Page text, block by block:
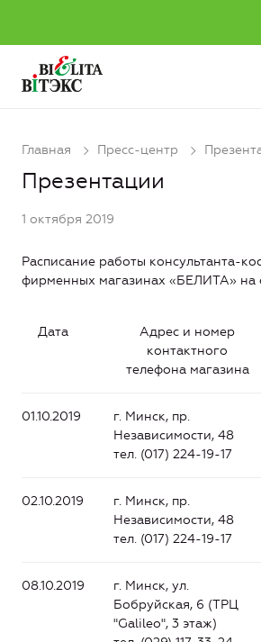
Главная Пресс-центр
Презентации
1 октября 2019
Расписание работы консультанта-
фирменных магазинах «БЕЛИТА» на
Дата
Адрес и номер
контактного
телефона магазина
01.10.2019
г. Минск, пр.
Независимости, 48
тел. (017) 224-19-17
02.10.2019
г. Минск, пр.
Независимости, 48
тел. (017) 224-19-17
08.10.2019
г. Минск, ул.
Бобруйская, 6 (ТРЦ
"Galileo", 3 этаж)